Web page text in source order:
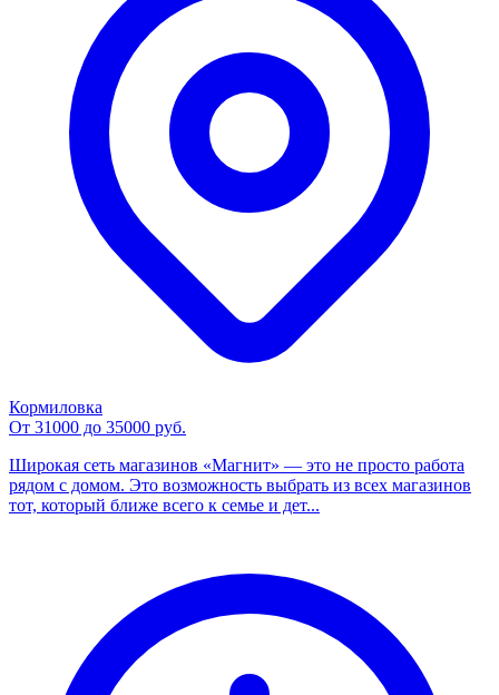
Кормиловка
От 31000 до 35000 руб.
Широкая сеть магазинов «Магнит» — это не просто работа
рядом с домом. Это возможность выбрать из всех магазинов
тот, который ближе всего к семье и дет...